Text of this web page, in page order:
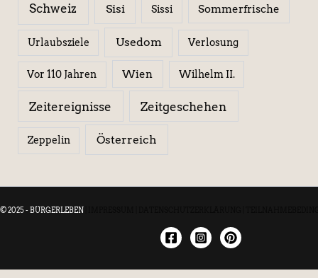
Schweiz Sisi Sissi Sommerfrische
Urlaubsziele Usedom Verlosung
Vor 110 Jahren Wien Wilhelm II.
Zeitereignisse Zeitgeschehen
Zeppelin Österreich
© 2025 - BÜRGERLEBEN